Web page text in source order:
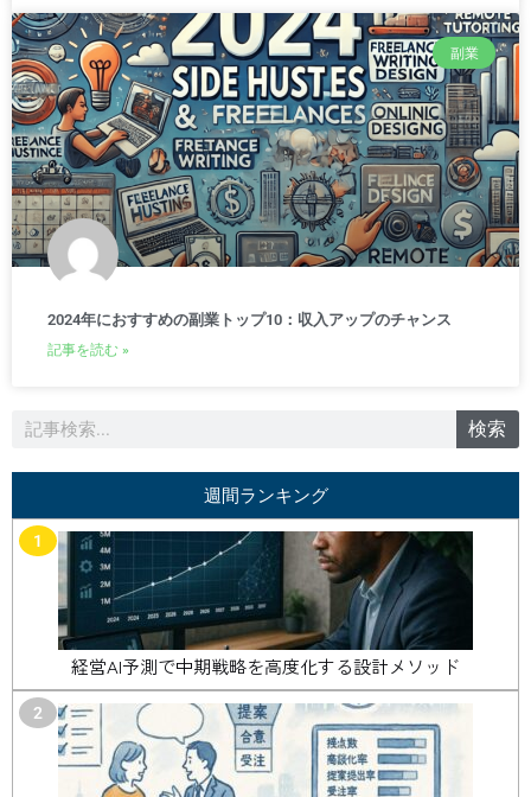
副業
2024年におすすめの副業トップ10：収入アップのチャンス
記事を読む »
検
検索
週間ランキング
1
経営AI予測で中期戦略を高度化する設計メソッド
2